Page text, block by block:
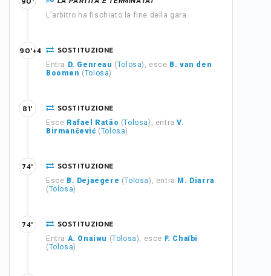
L'arbitro ha fischiato la fine della gara.
SOSTITUZIONE
Entra D. Genreau (Tolosa), esce B. van den
Boomen (Tolosa)
90'+4
SOSTITUZIONE
Esce Rafael Ratão (Tolosa), entraV.
Birmančević (Tolosa)
81'
SOSTITUZIONE
Esce B. Dejaegere (Tolosa), entra M. Diarra
(Tolosa)
74'
SOSTITUZIONE
Entra A. Onaiwu (Tolosa), esce F. Chaïbi
(Tolosa)
74'